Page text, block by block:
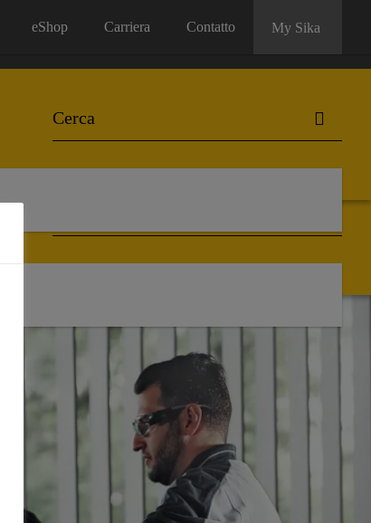
eShop My Sika
eShop Carriera Contatto My Sika